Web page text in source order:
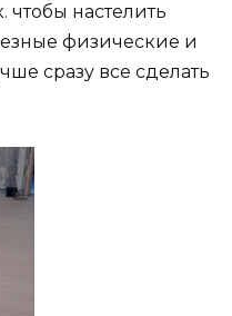
чтобы настелить
физические и
сразу все сделать